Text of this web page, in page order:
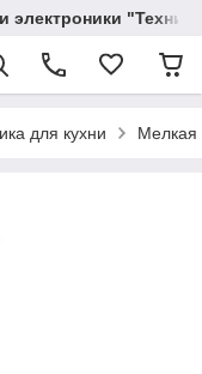
электроники
для кухни Мелкая